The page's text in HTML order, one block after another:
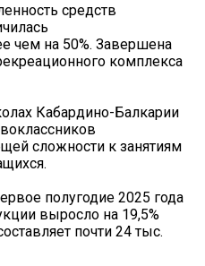
средств
чем на 50%. Завершена
комплекса
Кабардино-Балкарии
сложности к занятиям
полугодие 2025 года
выросло на 19,5%
почти 24 тыс.